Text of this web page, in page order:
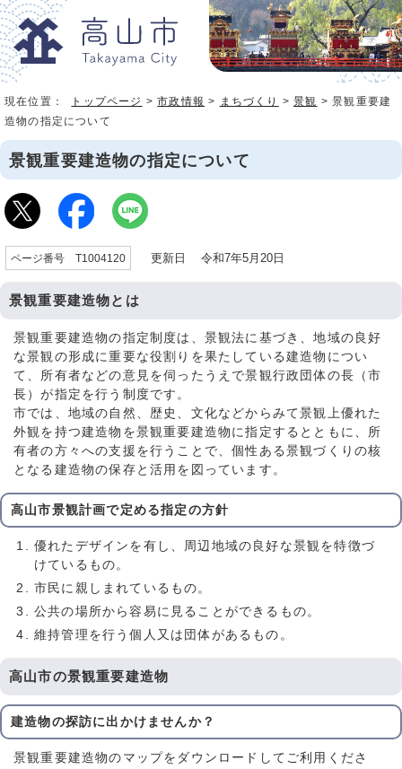
現在位置： トップページ >市政情報 > まちづくり >景観 > 景観重要建
造物の指定について
景観重要建造物の指定について
ページ番号 T1004120 更新日 令和7年5月20日
景観重要建造物とは
景観重要建造物の指定制度は、景観法に基づき、地域の良好
な景観の形成に重要な役割りを果たしている建造物につい
て、所有者などの意見を伺ったうえで景観行政団体の長（市
長）が指定を行う制度です。
市では、地域の自然、歴史、文化などからみて景観上優れた
外観を持つ建造物を景観重要建造物に指定するとともに、所
有者の方々への支援を行うことで、個性ある景観づくりの核
となる建造物の保存と活用を図っています。
高山市景観計画で定める指定の方針
優れたデザインを有し、周辺地域の良好な景観を特徴づ
けているもの。
市民に親しまれているもの。
公共の場所から容易に見ることができるもの。
維持管理を行う個人又は団体があるもの。
高山市の景観重要建造物
建造物の探訪に出かけませんか？
景観重要建造物のマップをダウンロードしてご利用くださ